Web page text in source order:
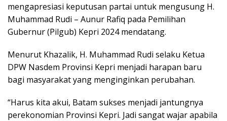
mengapresiasi keputusan partai untuk mengusung H.
Muhammad Rudi – Aunur Rafiq pada Pemilihan
Gubernur (Pilgub) Kepri 2024 mendatang.
Menurut Khazalik, H. Muhammad Rudi selaku Ketua
DPW Nasdem Provinsi Kepri menjadi harapan baru
bagi masyarakat yang menginginkan perubahan.
“Harus kita akui, Batam sukses menjadi jantungnya
perekonomian Provinsi Kepri. Jadi sangat wajar apabila